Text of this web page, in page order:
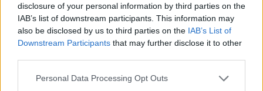
disclosure of your personal information by third parties on the
IAB’s list of downstream participants. This information may
also be disclosed by us to third parties on the IAB’s List of
Downstream Participants that may further disclose it to other
Personal Data Processing Opt Outs
08/08/2026 09:34